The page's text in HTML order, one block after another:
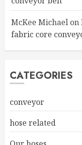
McKee Michael on
fabric core
CATEGORIES
conveyor
hose related